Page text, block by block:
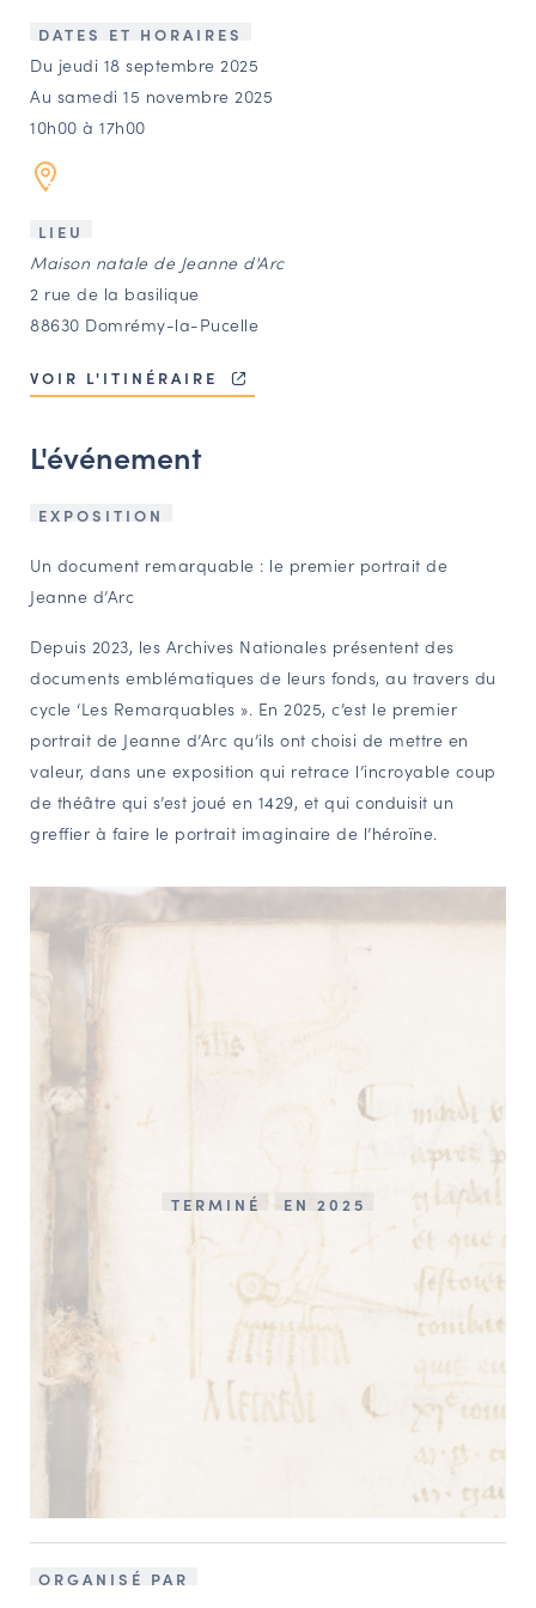
CONTACT
Agenda
Annuaire
Ressources
OFFRES D’EMPLOI ET DE STAGE
OUTILS EN LIGNE
Espace acteurs
NAVIGATION FILTRÉE « ACTEURS »
PORTAIL CULTURE
Comité d'Histoire Régionale
Service Inventaire et Patrimoines de la Région Grand Est
Responsables de structures
Étudiants & chercheurs
DATES ET HORAIRES
Du jeudi 18 septembre 2025
Au samedi 15 novembre 2025
10h00 à 17h00
LIEU
Maison natale de Jeanne d'Arc
2 rue de la basilique
88630 Domrémy-la-Pucelle
VOIR L'ITINÉRAIRE
L'événement
EXPOSITION
Un document remarquable : le premier portrait de
Jeanne d’Arc
Depuis 2023, les Archives Nationales présentent des
documents emblématiques de leurs fonds, au travers du
cycle ‘Les Remarquables ». En 2025, c’est le premier
portrait de Jeanne d’Arc qu’ils ont choisi de mettre en
valeur, dans une exposition qui retrace l’incroyable coup
de théâtre qui s’est joué en 1429, et qui conduisit un
greffier à faire le portrait imaginaire de l’héroïne.
TERMINÉ EN 2025
ORGANISÉ PAR